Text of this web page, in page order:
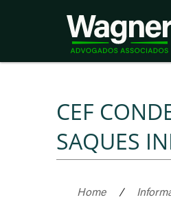
CEF
SAQUES
Home /